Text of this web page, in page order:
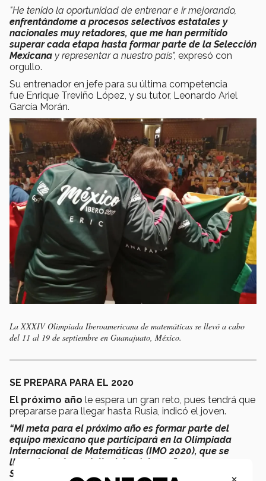
"He tenido la oportunidad de entrenar e ir mejorando,
enfrentándome a procesos selectivos estatales y
nacionales muy retadores, que me han permitido
superar cada etapa hasta formar parte de la Selección
Mexicana y representar a nuestro país", expresó con
orgullo.
Su entrenador en jefe para su última competencia
fue Enrique Treviño López, y su tutor, Leonardo Ariel
García Morán.
La XXXIV Olimpiada Iberoamericana de matemáticas se llevó a cabo
del 11 al 19 de septiembre en Guanajuato, México.
SE PREPARA PARA EL 2020
El próximo año le espera un gran reto, pues tendrá que
prepararse para llegar hasta Rusia, indicó el joven.
“Mi meta para el próximo año es formar parte del
equipo mexicano que participará en la Olimpiada
Internacional de Matemáticas (IMO 2020), que se
llevará a cabo en julio del próximo año en
San Petersburgo, Rusia",